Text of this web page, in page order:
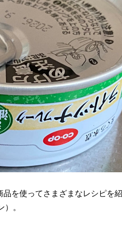
を使ってさまざまなレシピを
。